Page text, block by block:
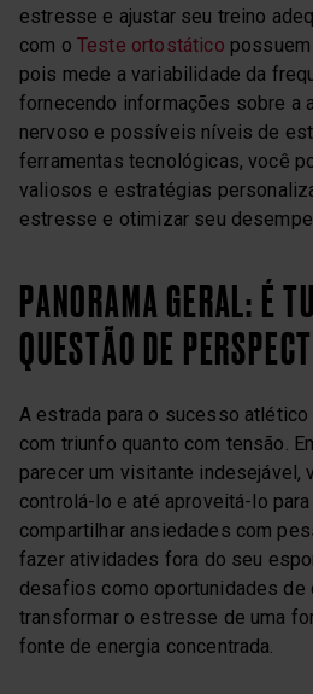
estresse e ajustar seu treino
com o Teste ortostático
pois mede a variabilidade da
fornecendo informações sobre a
nervoso e possíveis níveis de
ferramentas tecnológicas, você
valiosos e estratégias
estresse e otimizar seu
PANORAMA GERAL: É
QUESTÃO DE
A estrada para o sucesso atlético
com triunfo quanto com tensão.
parecer um visitante indesejável,
controlá-lo e até aproveitá-lo
compartilhar ansiedades com
fazer atividades fora do seu
desafios como oportunidades de
transformar o estresse de uma
fonte de energia concentrada.